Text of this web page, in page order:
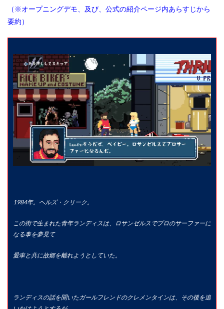
（※オープニングデモ、及び、公式の紹介ページ内あらすじから
要約）
1984年。ヘルズ・クリーク。
この街で生まれた青年ランディスは、ロサンゼルスでプロのサーファーに
なる事を夢見て
愛車と共に故郷を離れようとしていた。
ランディスの話を聞いたガールフレンドのクレメンタインは、その後を追